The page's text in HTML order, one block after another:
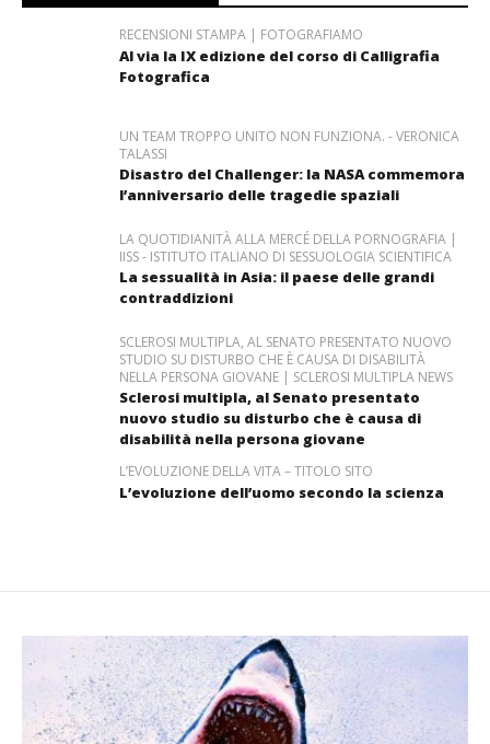
RECENSIONI STAMPA | FOTOGRAFIAMO
Al via la IX edizione del corso di Calligrafia
Fotografica
UN TEAM TROPPO UNITO NON FUNZIONA. - VERONICA
TALASSI
Disastro del Challenger: la NASA commemora
l’anniversario delle tragedie spaziali
LA QUOTIDIANITÀ ALLA MERCÉ DELLA PORNOGRAFIA |
IISS - ISTITUTO ITALIANO DI SESSUOLOGIA SCIENTIFICA
La sessualità in Asia: il paese delle grandi
contraddizioni
SCLEROSI MULTIPLA, AL SENATO PRESENTATO NUOVO
STUDIO SU DISTURBO CHE È CAUSA DI DISABILITÀ
NELLA PERSONA GIOVANE | SCLEROSI MULTIPLA NEWS
Sclerosi multipla, al Senato presentato
nuovo studio su disturbo che è causa di
disabilità nella persona giovane
L’EVOLUZIONE DELLA VITA – TITOLO SITO
L’evoluzione dell’uomo secondo la scienza